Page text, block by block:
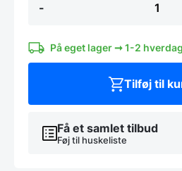
-
25
Sammic
antal
På eget lager ➞ 1-2
Få et samlet tilbud
Føj til huskeliste
Tilføj til